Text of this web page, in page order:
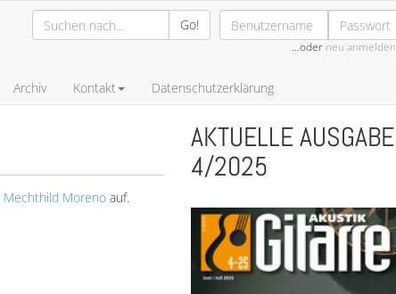
Go!
…oder neu anmelden
Archiv Kontakt Datenschutzerklärung
Mechthild Moreno auf.
AKTUELLE AUSGABE
4/2025